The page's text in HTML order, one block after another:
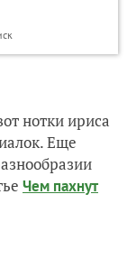
нотки ириса
Еще
Чем пахнут